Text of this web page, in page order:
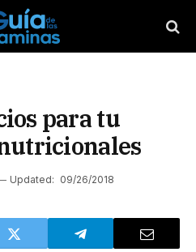
para tu
Updated: 09/26/2018